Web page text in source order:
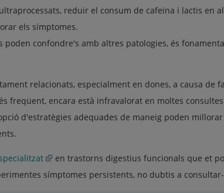
reduir el consum de cafeïna i lactis en
els símptomes.
poden confondre's amb altres patologies, és
relacionats, especialment en dones, a causa de
freqüent, encara està infravalorat en moltes
d'estratègies adequades de maneig poden millorar
en trastorns digestius funcionals que et
símptomes persistents, no dubtis a